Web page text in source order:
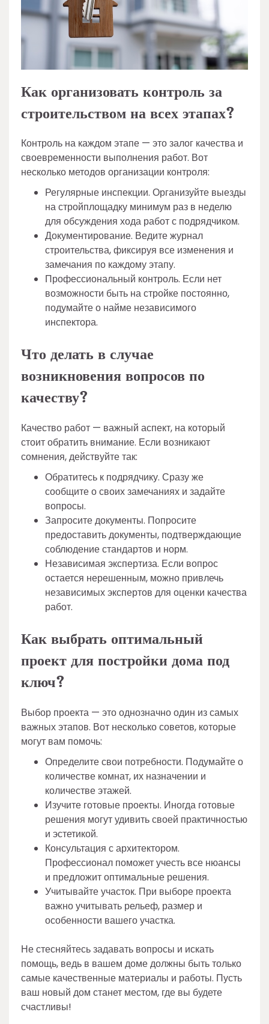
Как организовать контроль за
строительством на всех этапах?
Контроль на каждом этапе — это залог качества и
своевременности выполнения работ. Вот
несколько методов организации контроля:
Регулярные инспекции. Организуйте выезды
на стройплощадку минимум раз в неделю
для обсуждения хода работ с подрядчиком.
Документирование. Ведите журнал
строительства, фиксируя все изменения и
замечания по каждому этапу.
Профессиональный контроль. Если нет
возможности быть на стройке постоянно,
подумайте о найме независимого
инспектора.
Что делать в случае
возникновения вопросов по
качеству?
Качество работ — важный аспект, на который
стоит обратить внимание. Если возникают
сомнения, действуйте так:
Обратитесь к подрядчику. Сразу же
сообщите о своих замечаниях и задайте
вопросы.
Запросите документы. Попросите
предоставить документы, подтверждающие
соблюдение стандартов и норм.
Независимая экспертиза. Если вопрос
остается нерешенным, можно привлечь
независимых экспертов для оценки качества
работ.
Как выбрать оптимальный
проект для постройки дома под
ключ?
Выбор проекта — это однозначно один из самых
важных этапов. Вот несколько советов, которые
могут вам помочь:
Определите свои потребности. Подумайте о
количестве комнат, их назначении и
количестве этажей.
Изучите готовые проекты. Иногда готовые
решения могут удивить своей практичностью
и эстетикой.
Консультация с архитектором.
Профессионал поможет учесть все нюансы
и предложит оптимальные решения.
Учитывайте участок. При выборе проекта
важно учитывать рельеф, размер и
особенности вашего участка.
Не стесняйтесь задавать вопросы и искать
помощь, ведь в вашем доме должны быть только
самые качественные материалы и работы. Пусть
ваш новый дом станет местом, где вы будете
счастливы!